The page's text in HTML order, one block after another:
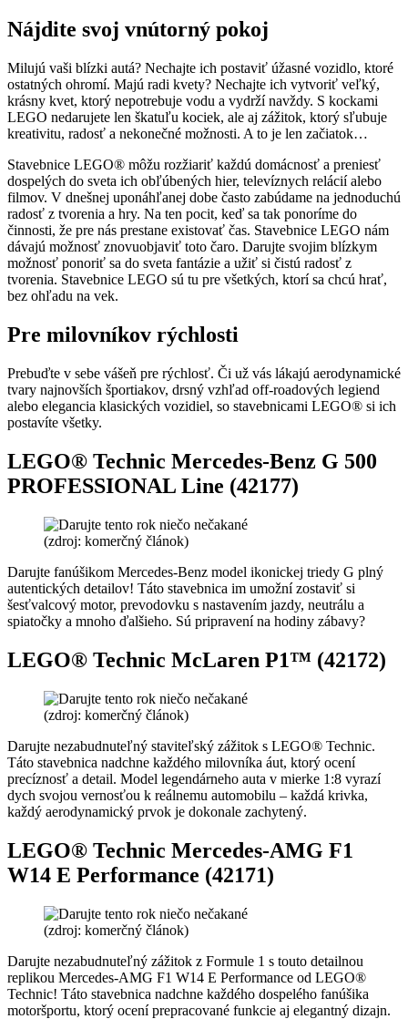
Nájdite svoj vnútorný pokoj
Milujú vaši blízki autá? Nechajte ich postaviť úžasné vozidlo, ktoré
ostatných ohromí. Majú radi kvety? Nechajte ich vytvoriť veľký,
krásny kvet, ktorý nepotrebuje vodu a vydrží navždy. S kockami
LEGO nedarujete len škatuľu kociek, ale aj zážitok, ktorý sľubuje
kreativitu, radosť a nekonečné možnosti. A to je len začiatok…
Stavebnice LEGO® môžu rozžiariť každú domácnosť a preniesť
dospelých do sveta ich obľúbených hier, televíznych relácií alebo
filmov. V dnešnej uponáhľanej dobe často zabúdame na jednoduchú
radosť z tvorenia a hry. Na ten pocit, keď sa tak ponoríme do
činnosti, že pre nás prestane existovať čas. Stavebnice LEGO nám
dávajú možnosť znovuobjaviť toto čaro. Darujte svojim blízkym
možnosť ponoriť sa do sveta fantázie a užiť si čistú radosť z
tvorenia. Stavebnice LEGO sú tu pre všetkých, ktorí sa chcú hrať,
bez ohľadu na vek.
Pre milovníkov rýchlosti
Prebuďte v sebe vášeň pre rýchlosť. Či už vás lákajú aerodynamické
tvary najnovších športiakov, drsný vzhľad off-roadových legiend
alebo elegancia klasických vozidiel, so stavebnicami LEGO® si ich
postavíte všetky.
LEGO® Technic Mercedes-Benz G 500
PROFESSIONAL Line (42177)
(zdroj: komerčný článok)
Darujte fanúšikom Mercedes-Benz model ikonickej triedy G plný
autentických detailov! Táto stavebnica im umožní zostaviť si
šesťvalcový motor, prevodovku s nastavením jazdy, neutrálu a
spiatočky a mnoho ďalšieho. Sú pripravení na hodiny zábavy?
LEGO® Technic McLaren P1™ (42172)
(zdroj: komerčný článok)
Darujte nezabudnuteľný staviteľský zážitok s LEGO® Technic.
Táto stavebnica nadchne každého milovníka áut, ktorý ocení
precíznosť a detail. Model legendárneho auta v mierke 1:8 vyrazí
dych svojou vernosťou k reálnemu automobilu – každá krivka,
každý aerodynamický prvok je dokonale zachytený.
LEGO® Technic Mercedes-AMG F1
W14 E Performance (42171)
(zdroj: komerčný článok)
Darujte nezabudnuteľný zážitok z Formule 1 s touto detailnou
replikou Mercedes-AMG F1 W14 E Performance od LEGO®
Technic! Táto stavebnica nadchne každého dospelého fanúšika
motoršportu, ktorý ocení prepracované funkcie aj elegantný dizajn.